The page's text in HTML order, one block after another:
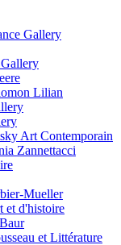
Gallery
Lilian
Art Contemporain
Zannettacci
Mueller
et d'histoire
et Littérature